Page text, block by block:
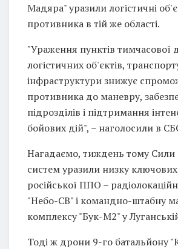
Мадяра" уразили логістичні
противника в тій же області.
"Ураження пунктів тимчасової
логістичних об'єктів,
інфраструктури знижує
противника до маневру,
підрозділів і підтримання
бойових дій", – наголосили в
Нагадаємо, тиждень тому Сили
систем уразили низку ключових
російської ППО –
"Небо-СВ" і командно-штабну
комплексу "Бук-М2" у
Тоді ж дрони 9-го батальйону